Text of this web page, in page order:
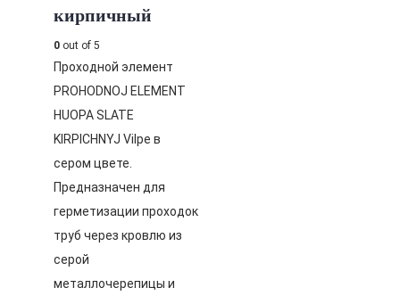
кирпичный
0 out of 5
Проходной элемент
PROHODNOJ ELEMENT
HUOPA SLATE
KIRPICHNYJ Vilpe в
сером цвете.
Предназначен для
герметизации проходок
труб через кровлю из
серой
металлочерепицы и